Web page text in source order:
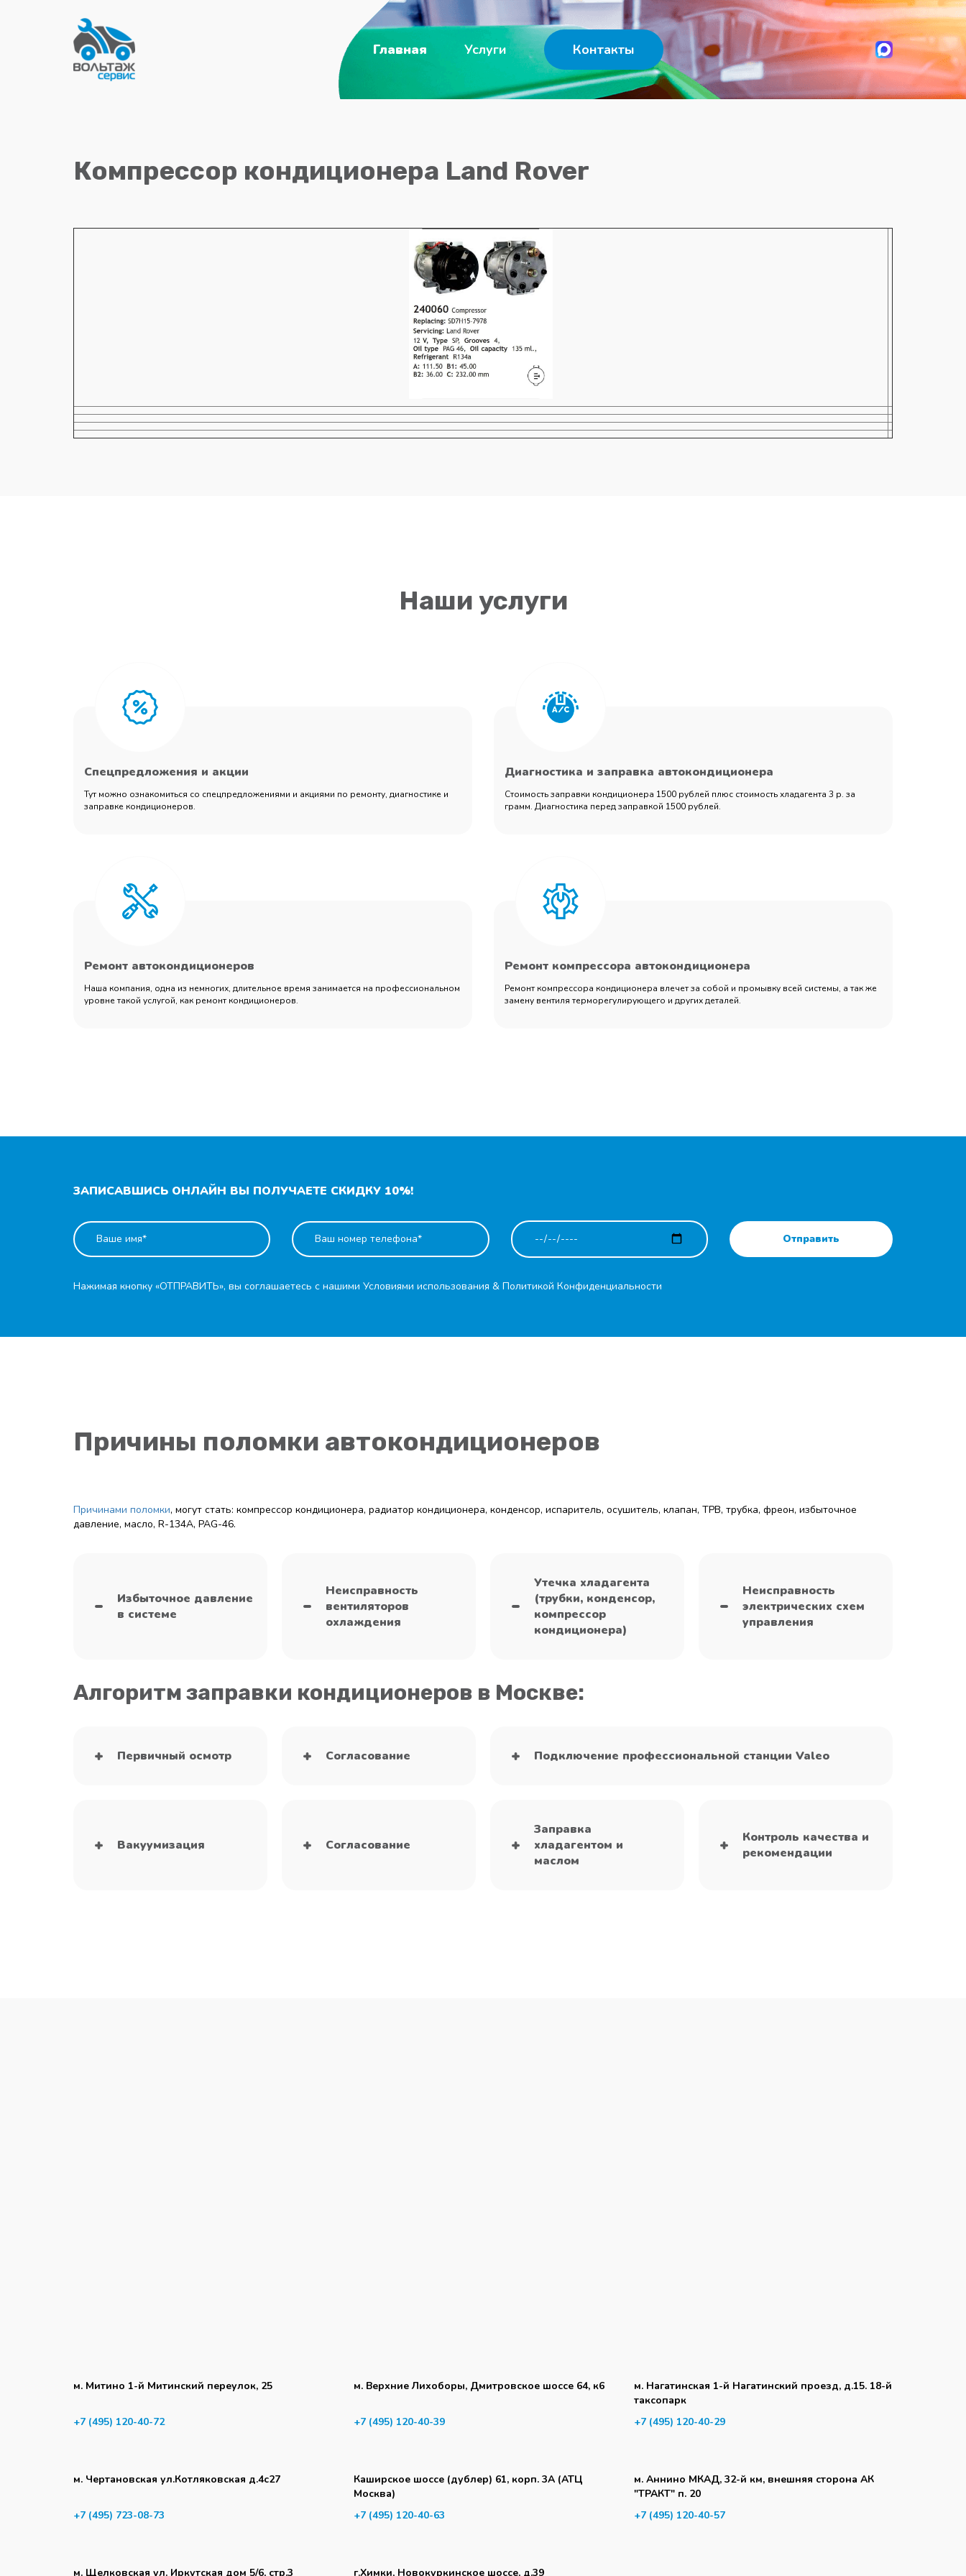
Главная Услуги Контакты
Компрессор кондиционера Land Rover
Наши услуги
Спецпредложения и акции
Тут можно ознакомиться со спецпредложениями и акциями по ремонту, диагностике и
заправке кондиционеров.
Диагностика и заправка автокондиционера
Стоимость заправки кондиционера 1500 рублей плюс стоимость хладагента 3 р. за
грамм. Диагностика перед заправкой 1500 рублей.
Ремонт автокондиционеров
Наша компания, одна из немногих, длительное время занимается на профессиональном
уровне такой услугой, как ремонт кондиционеров.
Ремонт компрессора автокондиционера
Ремонт компрессора кондиционера влечет за собой и промывку всей системы, а так же
замену вентиля терморегулирующего и других деталей.
ЗАПИСАВШИСЬ ОНЛАЙН ВЫ ПОЛУЧАЕТЕ СКИДКУ 10%!
Отправить
Нажимая кнопку «ОТПРАВИТЬ», вы соглашаетесь с нашими Условиями использования & Политикой Конфиденциальности
Причины поломки автокондиционеров
Причинами поломки, могут стать: компрессор кондиционера, радиатор кондиционера, конденсор, испаритель, осушитель, клапан, ТРВ, трубка, фреон, избыточное
давление, масло, R-134A, PAG-46.
Избыточное давление
в системе
Неисправность
вентиляторов
охлаждения
Утечка хладагента
(трубки, конденсор,
компрессор
кондиционера)
Неисправность
электрических схем
управления
Алгоритм заправки кондиционеров в Москве:
Первичный осмотр Согласование Подключение профессиональной станции Valeo
Вакуумизация Согласование
Заправка
хладагентом и
маслом
Контроль качества и
рекомендации
м. Митино 1-й Митинский переулок, 25
+7 (495) 120-40-72
м. Верхние Лихоборы, Дмитровское шоссе 64, к6
+7 (495) 120-40-39
м. Нагатинская 1-й Нагатинский проезд, д.15. 18-й
таксопарк
+7 (495) 120-40-29
м. Чертановская ул.Котляковская д.4с27
+7 (495) 723-08-73
Каширское шоссе (дублер) 61, корп. 3А (АТЦ
Москва)
+7 (495) 120-40-63
м. Аннино МКАД, 32-й км, внешняя сторона АК
"ТРАКТ" п. 20
+7 (495) 120-40-57
м. Щелковская ул. Иркутская дом 5/6, стр.3 г.Химки, Новокуркинское шоссе, д.39